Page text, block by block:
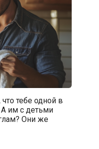
тебе одной в
им с детьми
Они же